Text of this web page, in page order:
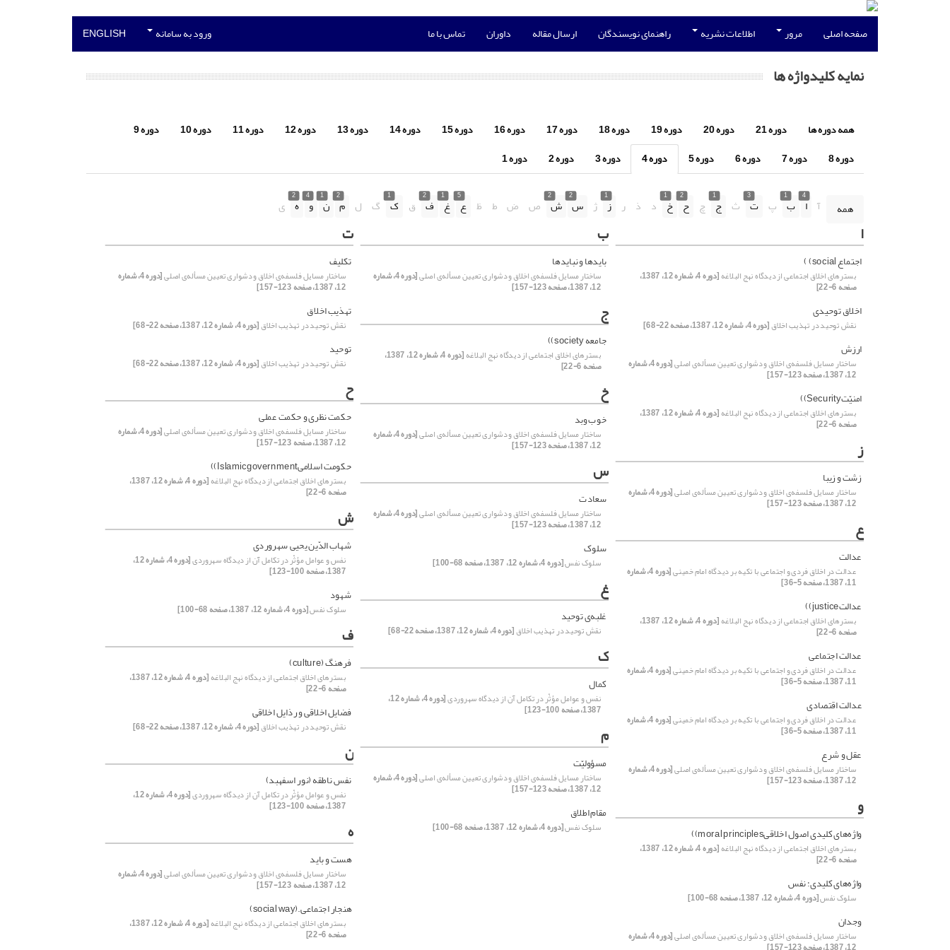
صفحه اصلی مرور اطلاعات نشریه راهنمای نویسندگان ارسال مقاله داوران تماس با ما ورود به سامانه ENGLISH
نمایه کلیدواژه ها
همه دوره ها دوره 21 دوره 20 دوره 19 دوره 18 دوره 17 دوره 16 دوره 15 دوره 14 دوره 13 دوره 12 دوره 11 دوره 10
دوره 9
دوره 8
دوره 7 دوره 6 دوره 5 دوره 4 دوره 3 دوره 2 دوره 1
همه آ
4
ا
1
ب پ
3
ت ث
1
ج چ
2
ح
1
خ د ذ ر
1
ز ژ
2
س
2
ش ص ض ط ظ
5
ع
1
غ
2
ف ق
1
ک گ ل
2
م
1
ن
4
و
2
ه ی
ا
اجتماع social) )
بسترهای اخلاق اجتماعی از دیدگاه نهج البلاغه [دوره 4، شماره 12، 1387،
صفحه 6-22]
اخلاق توحیدی
نقش توحید در تهذیب اخلاق[دوره 4، شماره 12، 1387، صفحه 22-68]
ارزش
ساختار مسایل فلسفه‌ی اخلاق و دشواری تعیین مسأله‌‌‌ی‌ اصلی [دوره 4، شماره
12، 1387، صفحه 123-157]
امنیّتSecurity))
بسترهای اخلاق اجتماعی از دیدگاه نهج البلاغه [دوره 4، شماره 12، 1387،
صفحه 6-22]
ب
بایدها و نبایدها
ساختار مسایل فلسفه‌ی اخلاق و دشواری تعیین مسأله‌‌‌ی‌ اصلی [دوره 4، شماره
12، 1387، صفحه 123-157]
ت
تکلیف
ساختار مسایل فلسفه‌ی اخلاق و دشواری تعیین مسأله‌‌‌ی‌ اصلی [دوره 4، شماره
12، 1387، صفحه 123-157]
تهذیب اخلاق
نقش توحید در تهذیب اخلاق[دوره 4، شماره 12، 1387، صفحه 22-68]
توحید
نقش توحید در تهذیب اخلاق[دوره 4، شماره 12، 1387، صفحه 22-68]
ج
جامعه society))
بسترهای اخلاق اجتماعی از دیدگاه نهج البلاغه [دوره 4، شماره 12، 1387،
صفحه 6-22]
ح
حکمت نظری و حکمت عملی
ساختار مسایل فلسفه‌ی اخلاق و دشواری تعیین مسأله‌‌‌ی‌ اصلی [دوره 4، شماره
12، 1387، صفحه 123-157]
حکومت اسلامیIslamicgovernment))
بسترهای اخلاق اجتماعی از دیدگاه نهج البلاغه [دوره 4، شماره 12، 1387،
صفحه 6-22]
خ
خوب وبد
ساختار مسایل فلسفه‌ی اخلاق و دشواری تعیین مسأله‌‌‌ی‌ اصلی [دوره 4، شماره
12، 1387، صفحه 123-157] ز
زشت و زیبا
ساختار مسایل فلسفه‌ی اخلاق و دشواری تعیین مسأله‌‌‌ی‌ اصلی [دوره 4، شماره
12، 1387، صفحه 123-157]
س
سعادت
ساختار مسایل فلسفه‌ی اخلاق و دشواری تعیین مسأله‌‌‌ی‌ اصلی [دوره 4، شماره
12، 1387، صفحه 123-157]
سلوک
سلوک نفس[دوره 4، شماره 12، 1387، صفحه 68-100]
ش
شهاب الدّین یحیی سهروردی
نفس و عوامل مؤثّر در تکامل آن از دیدگاه سهروردی [دوره 4، شماره 12،
1387، صفحه 100-123]
شهود
سلوک نفس[دوره 4، شماره 12، 1387، صفحه 68-100]
ع
عدالت
عدالت در اخلاق فردی و اجتماعی با تکیه بر دیدگاه امام خمینی [دوره 4، شماره
11، 1387، صفحه 5-36]
عدالتjustice))
بسترهای اخلاق اجتماعی از دیدگاه نهج البلاغه [دوره 4، شماره 12، 1387،
صفحه 6-22]
عدالت اجتماعی
عدالت در اخلاق فردی و اجتماعی با تکیه بر دیدگاه امام خمینی [دوره 4، شماره
11، 1387، صفحه 5-36]
عدالت اقتصادی
عدالت در اخلاق فردی و اجتماعی با تکیه بر دیدگاه امام خمینی [دوره 4، شماره
11، 1387، صفحه 5-36]
عقل و شرع
ساختار مسایل فلسفه‌ی اخلاق و دشواری تعیین مسأله‌‌‌ی‌ اصلی [دوره 4، شماره
12، 1387، صفحه 123-157]
غ
غلبه‌ی توحید
نقش توحید در تهذیب اخلاق[دوره 4، شماره 12، 1387، صفحه 22-68] ف
فرهنگ (culture)
بسترهای اخلاق اجتماعی از دیدگاه نهج البلاغه [دوره 4، شماره 12، 1387،
صفحه 6-22]
فضایل اخلاقی و رذایل اخلاقی
نقش توحید در تهذیب اخلاق[دوره 4، شماره 12، 1387، صفحه 22-68]
ک
کمال
نفس و عوامل مؤثّر در تکامل آن از دیدگاه سهروردی [دوره 4، شماره 12،
1387، صفحه 100-123]
م
مسؤولیّت
ساختار مسایل فلسفه‌ی اخلاق و دشواری تعیین مسأله‌‌‌ی‌ اصلی [دوره 4، شماره
12، 1387، صفحه 123-157]
مقام اطلاق
سلوک نفس[دوره 4، شماره 12، 1387، صفحه 68-100]
ن
نفس ناطقه (نور اسفهبد)
نفس و عوامل مؤثّر در تکامل آن از دیدگاه سهروردی [دوره 4، شماره 12،
1387، صفحه 100-123] و
واژه‌های کلیدی اصول اخلاقیmoral principles))
بسترهای اخلاق اجتماعی از دیدگاه نهج البلاغه [دوره 4، شماره 12، 1387،
صفحه 6-22]
واژه‌های کلیدی: نفس
سلوک نفس[دوره 4، شماره 12، 1387، صفحه 68-100]
وجدان
ساختار مسایل فلسفه‌ی اخلاق و دشواری تعیین مسأله‌‌‌ی‌ اصلی [دوره 4، شماره
ه
هست و باید
ساختار مسایل فلسفه‌ی اخلاق و دشواری تعیین مسأله‌‌‌ی‌ اصلی [دوره 4، شماره
12، 1387، صفحه 123-157]
هنجار اجتماعی.(social way)
بسترهای اخلاق اجتماعی از دیدگاه نهج البلاغه [دوره 4، شماره 12، 1387،
صفحه 6-22]